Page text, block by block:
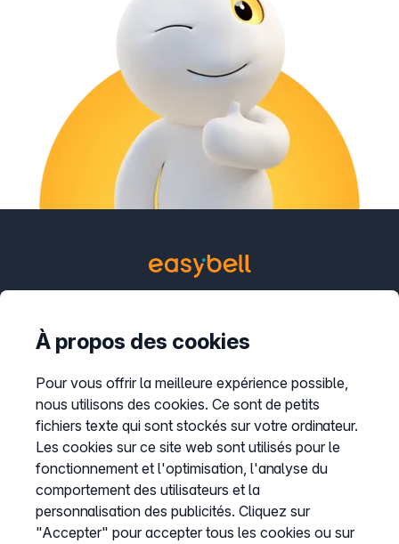
support@easybell.fr
Trunk SIP
Téléphonie Cloud
Connecteur Teams
Entreprise
À propos des cookies
Pour vous offrir la meilleure expérience possible,
nous utilisons des cookies. Ce sont de petits
fichiers texte qui sont stockés sur votre ordinateur.
Les cookies sur ce site web sont utilisés pour le
fonctionnement et l'optimisation, l'analyse du
comportement des utilisateurs et la
personnalisation des publicités. Cliquez sur
"Accepter" pour accepter tous les cookies ou sur